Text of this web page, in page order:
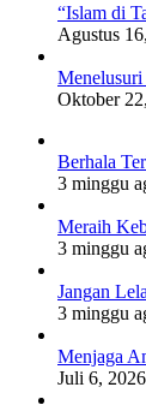
“Islam di
Agustus
Oktober
Berhala
3 minggu
Meraih
3 minggu
Jangan
3 minggu
Menjaga
Juli 6, 2026